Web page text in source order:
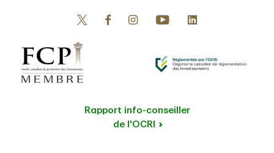
Rapport info-conseiller
de l'OCRI